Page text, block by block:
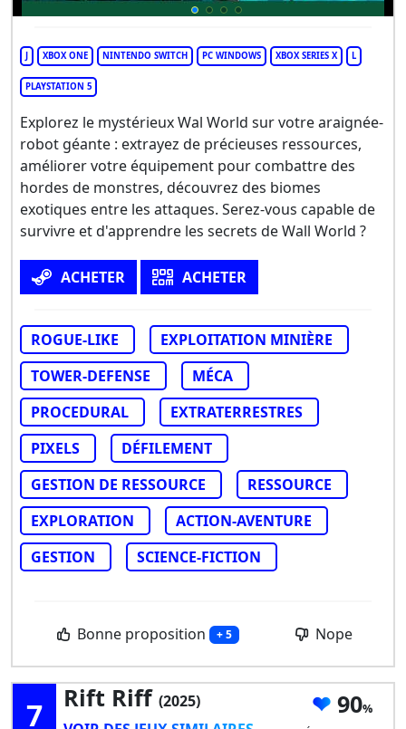
J XBOX ONE NINTENDO SWITCH PC WINDOWS XBOX SERIES X L
PLAYSTATION 5
Explorez le mystérieux Wal World sur votre araignée-
robot géante : extrayez de précieuses ressources,
améliorer votre équipement pour combattre des
hordes de monstres, découvrez des biomes
exotiques entre les attaques. Serez-vous capable de
survivre et d'apprendre les secrets de Wall World ?
ACHETER ACHETER
ROGUE-LIKE
EXPLOITATION MINIÈRE
TOWER-DEFENSE
MÉCA
PROCEDURAL
EXTRATERRESTRES
PIXELS
DÉFILEMENT
GESTION DE RESSOURCE
RESSOURCE
EXPLORATION
ACTION-AVENTURE
GESTION
SCIENCE-FICTION
Bonne proposition + 5 Nope
7 Rift Riff (2025)
90